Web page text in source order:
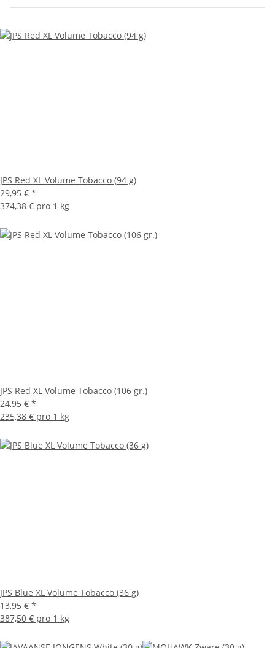
JPS Red XL Volume Tobacco (94 g)
29,95 € *
374,38 € pro 1 kg
JPS Red XL Volume Tobacco (106 gr.)
24,95 € *
235,38 € pro 1 kg
JPS Blue XL Volume Tobacco (36 g)
13,95 € *
387,50 € pro 1 kg